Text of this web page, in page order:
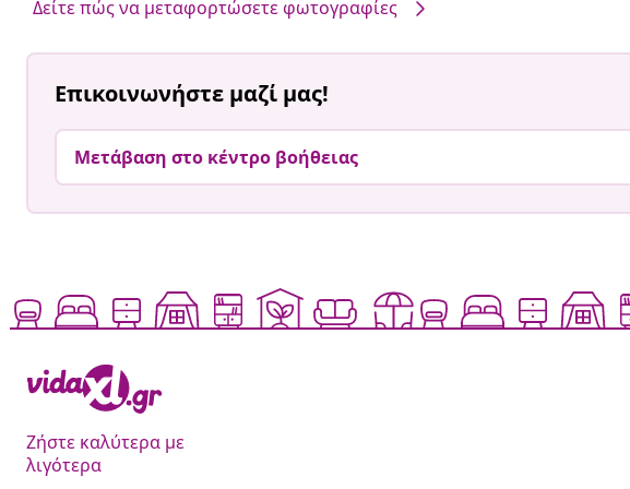
Δείτε πώς να μεταφορτώσετε φωτογραφίες
Επικοινωνήστε μαζί μας!
Μετάβαση στο κέντρο βοήθειας
Ζήστε καλύτερα με
λιγότερα